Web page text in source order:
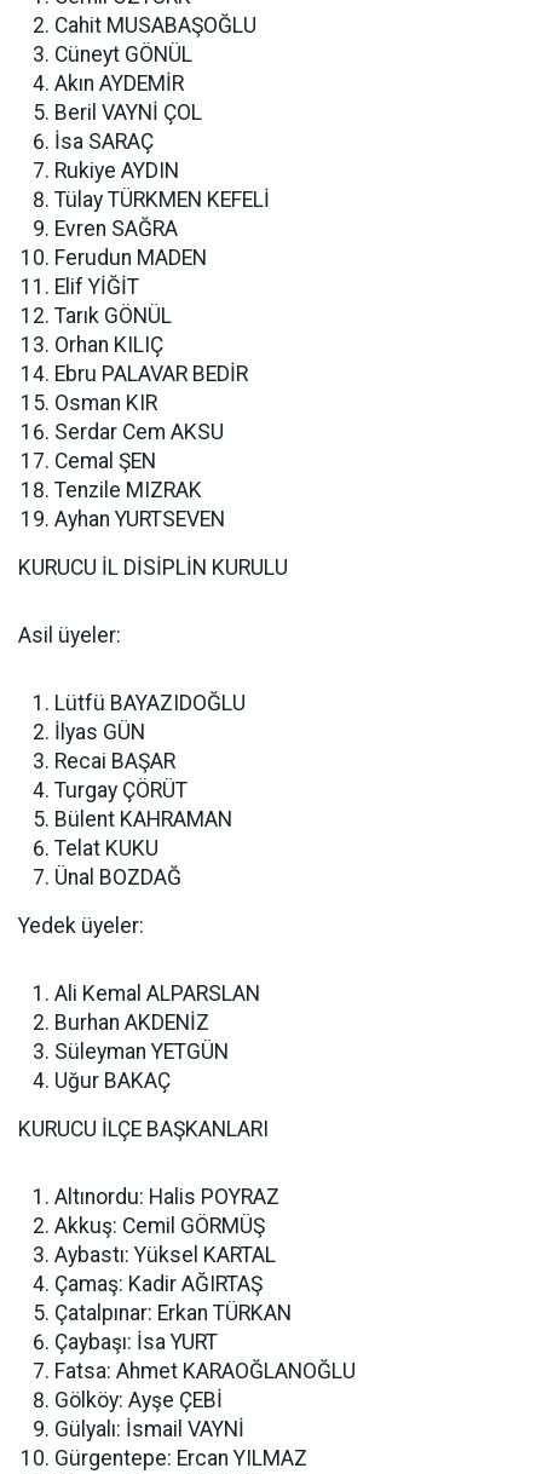
Cahit MUSABAŞOĞLU
Cüneyt GÖNÜL
Akın AYDEMİR
Beril VAYNİ ÇOL
İsa SARAÇ
Rukiye AYDIN
Tülay TÜRKMEN KEFELİ
Evren SAĞRA
Ferudun MADEN
Elif YİĞİT
Tarık GÖNÜL
Orhan KILIÇ
Ebru PALAVAR BEDİR
Osman KIR
Serdar Cem AKSU
Cemal ŞEN
Tenzile MIZRAK
Ayhan YURTSEVEN
KURUCU İL DİSİPLİN KURULU
Asil üyeler:
Lütfü BAYAZIDOĞLU
İlyas GÜN
Recai BAŞAR
Turgay ÇÖRÜT
Bülent KAHRAMAN
Telat KUKU
Ünal BOZDAĞ
Yedek üyeler:
Ali Kemal ALPARSLAN
Burhan AKDENİZ
Süleyman YETGÜN
Uğur BAKAÇ
KURUCU İLÇE BAŞKANLARI
Altınordu: Halis POYRAZ
Akkuş: Cemil GÖRMÜŞ
Aybastı: Yüksel KARTAL
Çamaş: Kadir AĞIRTAŞ
Çatalpınar: Erkan TÜRKAN
Çaybaşı: İsa YURT
Fatsa: Ahmet KARAOĞLANOĞLU
Gölköy: Ayşe ÇEBİ
Gülyalı: İsmail VAYNİ
Gürgentepe: Ercan YILMAZ